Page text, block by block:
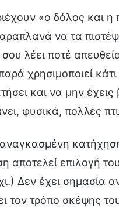
«ο δόλος και
να τα
λέει ποτέ
χρησιμοποιεί
και να μην έχεις
φυσικά, πολλές
επιλογή
Δεν έχει σημασία
τον τρόπο σκέψης